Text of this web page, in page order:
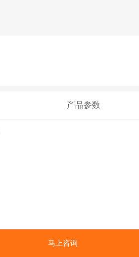
产品参数
马上咨询